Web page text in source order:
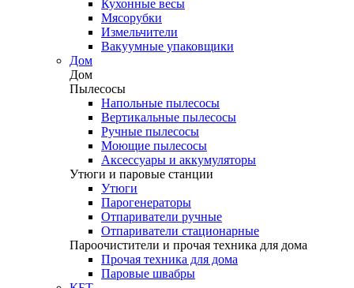
Кухонные весы
Мясорубки
Измельчители
Вакуумные упаковщики
Дом
Дом
Пылесосы
Напольные пылесосы
Вертикальные пылесосы
Ручные пылесосы
Моющие пылесосы
Аксессуары и аккумуляторы
Утюги и паровые станции
Утюги
Парогенераторы
Отпариватели ручные
Отпариватели стационарные
Пароочистители и прочая техника для дома
Прочая техника для дома
Паровые швабры